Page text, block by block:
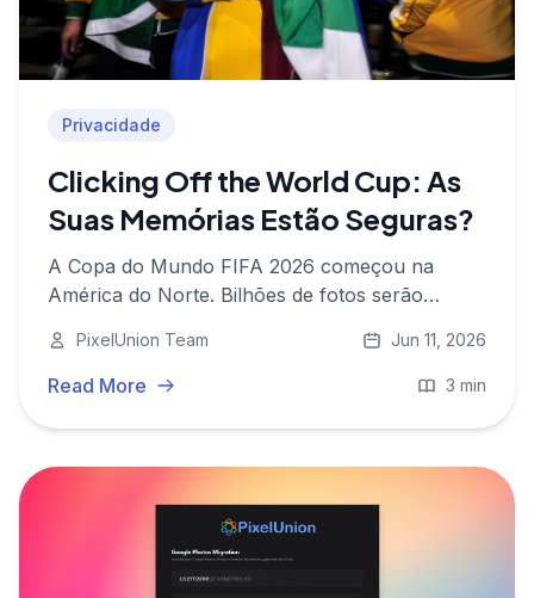
Privacidade
Clicking Off the World Cup: As
Suas Memórias Estão Seguras?
A Copa do Mundo FIFA 2026 começou na
América do Norte. Bilhões de fotos serão
nunca foi tão importante.
PixelUnion Team Jun 11, 2026
Read More 3 min